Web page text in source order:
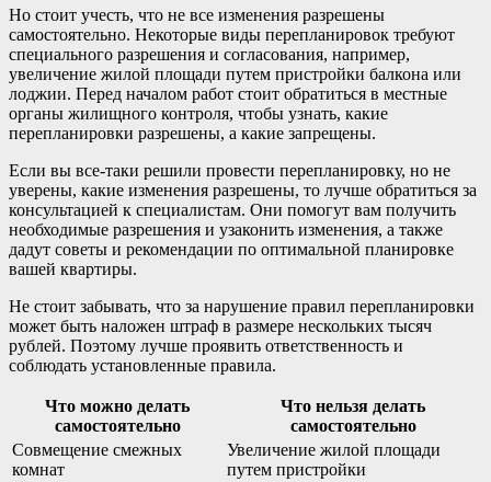
Но стоит учесть, что не все изменения разрешены
самостоятельно. Некоторые виды перепланировок требуют
специального разрешения и согласования, например,
увеличение жилой площади путем пристройки балкона или
лоджии. Перед началом работ стоит обратиться в местные
органы жилищного контроля, чтобы узнать, какие
перепланировки разрешены, а какие запрещены.
Если вы все-таки решили провести перепланировку, но не
уверены, какие изменения разрешены, то лучше обратиться за
консультацией к специалистам. Они помогут вам получить
необходимые разрешения и узаконить изменения, а также
дадут советы и рекомендации по оптимальной планировке
вашей квартиры.
Не стоит забывать, что за нарушение правил перепланировки
может быть наложен штраф в размере нескольких тысяч
рублей. Поэтому лучше проявить ответственность и
соблюдать установленные правила.
Что можно делать
самостоятельно
Что нельзя делать
самостоятельно
Совмещение смежных
комнат
Увеличение жилой площади
путем пристройки